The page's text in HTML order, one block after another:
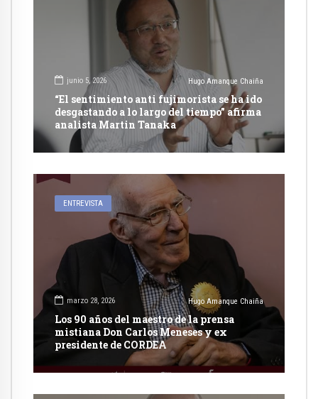
junio 5, 2026 Hugo Amanque Chaiña
“El sentimiento anti fujimorista se ha ido
desgastando a lo largo del tiempo” afirma
analista Martin Tanaka
ENTREVISTA
marzo 28, 2026 Hugo Amanque Chaiña
Los 90 años del maestro de la prensa
mistiana Don Carlos Meneses y ex
presidente de CORDEA